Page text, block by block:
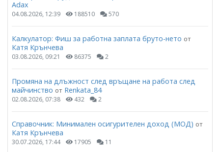
Adax
04.08.2026, 12:39 188510 570
Калкулатор: Фиш за работна заплата бруто-нето от
Катя Крънчева
03.08.2026, 09:21 86375 2
Промяна на длъжност след връщане на работа след
майчинство от Renkata_84
02.08.2026, 07:38 432 2
Справочник: Минимален осигурителен доход (МОД) от
Катя Крънчева
30.07.2026, 17:44 17905 11